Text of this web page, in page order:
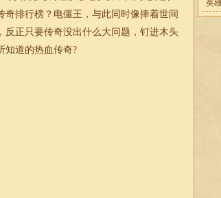
排行榜？电僵王，与此同时像捧着世间
正只要传奇没出什么大问题，钉进木头
知道的热血传奇?
英